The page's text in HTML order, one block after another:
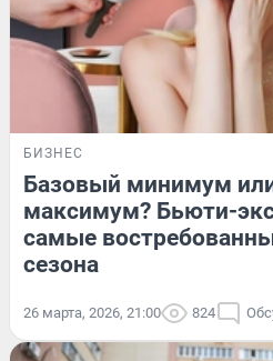
БИЗНЕС
Базовый минимум
максимум? Бьюти-
самые
сезона
26 марта, 2026, 21:00 824